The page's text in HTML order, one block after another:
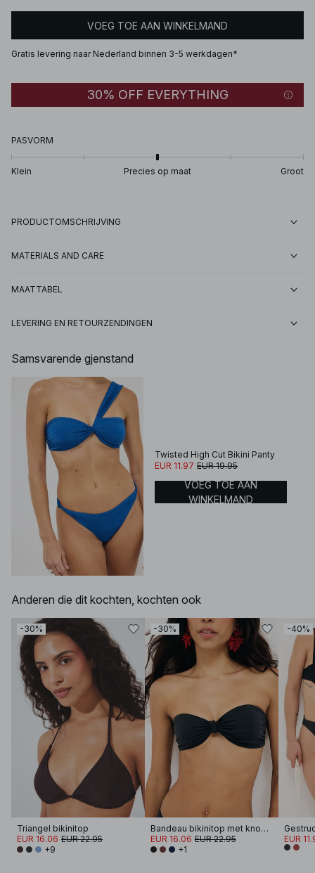
VOEG TOE AAN WINKELMAND
Gratis levering naar Nederland binnen 3-5 werkdagen*
30% OFF EVERYTHING
PASVORM
Klein Precies op maat Groot
PRODUCTOMSCHRIJVING
MATERIALS AND CARE
MAATTABEL
LEVERING EN RETOURZENDINGEN
Samsvarende gjenstand
Twisted High Cut Bikini Panty
EUR 11.97 EUR 19.95
VOEG TOE AAN
WINKELMAND
Anderen die dit kochten, kochten ook
-30%
Triangel bikinitop
EUR 16.06 EUR 22.95
+9
-30%
Bandeau bikinitop met knoop aan de voorkant
EUR 16.06 EUR 22.95
+1
-40%
EUR